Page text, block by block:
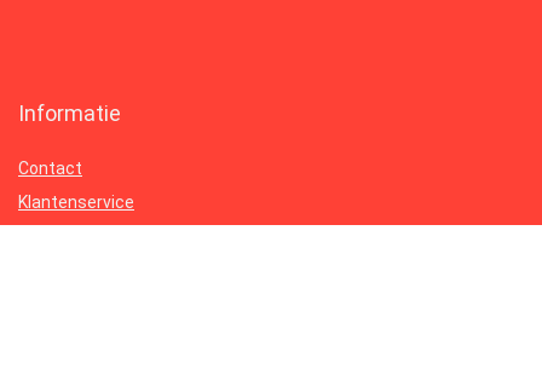
Informatie
Contact
Klantenservice